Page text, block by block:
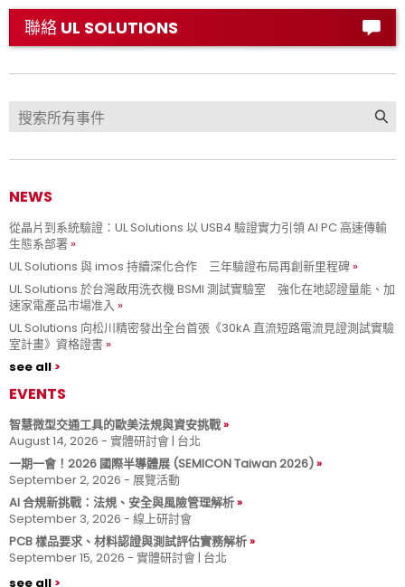
聯絡 UL SOLUTIONS
NEWS
從晶片到系統驗證：UL Solutions 以 USB4 驗證實力引領 AI PC 高速傳輸
生態系部署
UL Solutions 與 imos 持續深化合作 三年驗證布局再創新里程碑
UL Solutions 於台灣啟用洗衣機 BSMI 測試實驗室 強化在地認證量能、加
速家電產品市場准入
UL Solutions 向松川精密發出全台首張《30kA 直流短路電流見證測試實驗
室計畫》資格證書
see all
EVENTS
智慧微型交通工具的歐美法規與資安挑戰
August 14, 2026 - 實體研討會 | 台北
一期一會！2026 國際半導體展 (SEMICON Taiwan 2026)
September 2, 2026 - 展覽活動
AI 合規新挑戰：法規、安全與風險管理解析
September 3, 2026 - 線上研討會
PCB 樣品要求、材料認證與測試評估實務解析
September 15, 2026 - 實體研討會 | 台北
see all